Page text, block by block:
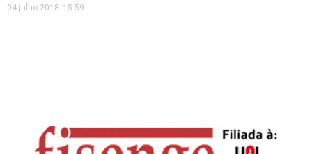
04 julho 2018 15:59